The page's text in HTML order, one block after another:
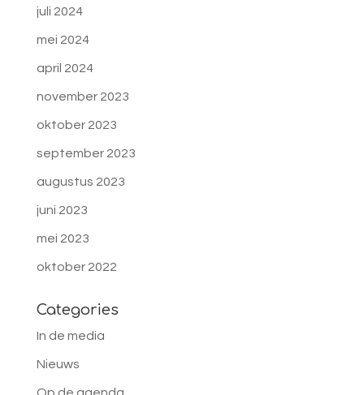
juli 2024
mei 2024
april 2024
november 2023
oktober 2023
september 2023
augustus 2023
juni 2023
mei 2023
oktober 2022
Categories
In de media
Nieuws
Op de agenda